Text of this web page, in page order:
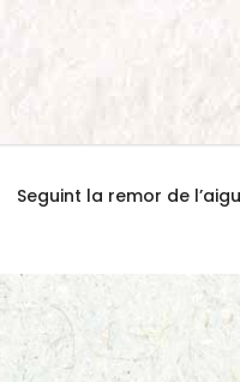
Seguint la remor de